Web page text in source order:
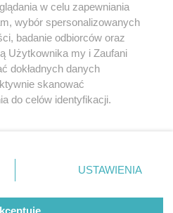
2 / 0
regulamin korzystania z portali
Skontakuj sięz nami
Kontakt
Wydawca
Redakcja
w celu zapewniania
wybór spersonalizowanych
badanie odbiorców oraz
Użytkownika my i Zaufani
dokładnych danych
skanować
do celów identyfikacji.
ustawień prywatności
rogu strony
nie wymagają zgody
sprzeciwić się takiemu
USTAWIENIA